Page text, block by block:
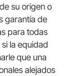
su origen o
garantía de
para todas
la equidad
que una
alejados